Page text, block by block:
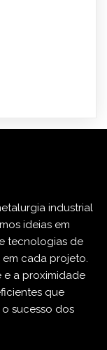
industrial
ideias em
tecnologias de
cada projeto.
e a proximidade
que
sucesso dos